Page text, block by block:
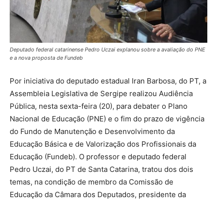
Deputado federal catarinense Pedro Uczai explanou sobre a avaliação do PNE
e a nova proposta de Fundeb
Por iniciativa do deputado estadual Iran Barbosa, do PT, a
Assembleia Legislativa de Sergipe realizou Audiência
Pública, nesta sexta-feira (20), para debater o Plano
Nacional de Educação (PNE) e o fim do prazo de vigência
do Fundo de Manutenção e Desenvolvimento da
Educação Básica e de Valorização dos Profissionais da
Educação (Fundeb). O professor e deputado federal
Pedro Uczai, do PT de Santa Catarina, tratou dos dois
temas, na condição de membro da Comissão de
Educação da Câmara dos Deputados, presidente da